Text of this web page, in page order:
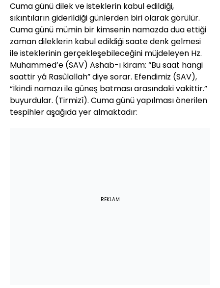
Cuma günü dilek ve isteklerin kabul edildiği,
sıkıntıların giderildiği günlerden biri olarak görülür.
Cuma günü mümin bir kimsenin namazda dua ettiği
zaman dileklerin kabul edildiği saate denk gelmesi
ile isteklerinin gerçekleşebileceğini müjdeleyen Hz.
Muhammed’e (SAV) Ashab-ı kiram: “Bu saat hangi
saattir yâ Rasûlallah” diye sorar. Efendimiz (SAV),
“İkindi namazı ile güneş batması arasındaki vakittir.”
buyurdular. (Tirmizî). Cuma günü yapılması önerilen
tespihler aşağıda yer almaktadır:
REKLAM